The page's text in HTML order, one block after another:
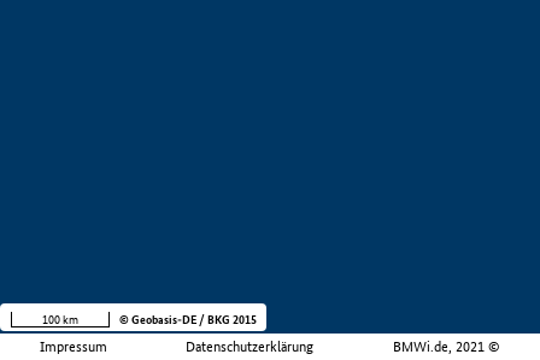
Impressum Datenschutzerklärung BMWi.de, 2021 ©
100 km © Geobasis-DE / BKG 2015